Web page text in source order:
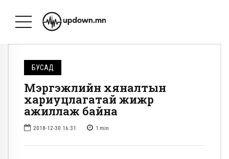
БУСАД
Мэргэжлийн хяналтын
хариуцлагатай жижүүр
ажиллаж байна
2018-12-30 16:31 1 min